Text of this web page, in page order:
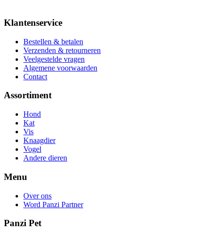
Klantenservice
Bestellen & betalen
Verzenden & retourneren
Veelgestelde vragen
Algemene voorwaarden
Contact
Assortiment
Hond
Kat
Vis
Knaagdier
Vogel
Andere dieren
Menu
Over ons
Word Panzi Partner
Panzi Pet